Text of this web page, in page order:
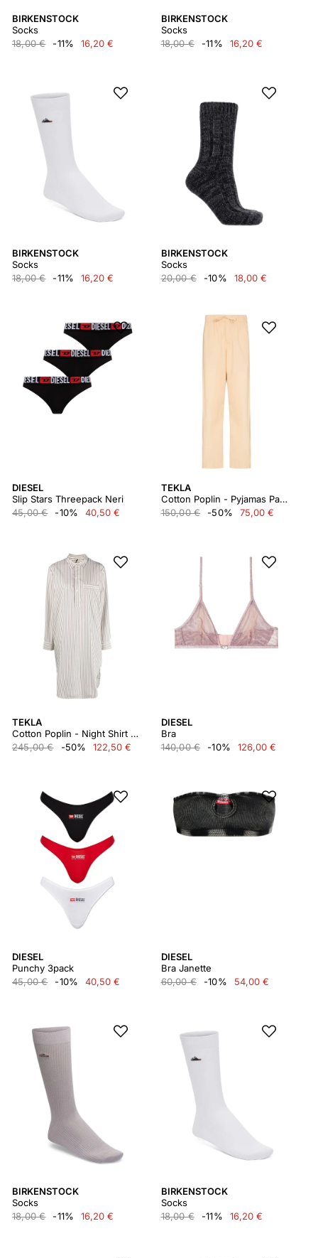
BIRKENSTOCK
Socks
18,00 €
-11% 16,20 €
BIRKENSTOCK
Socks
18,00 €
-11% 16,20 €
BIRKENSTOCK
Socks
18,00 €
-11% 16,20 €
BIRKENSTOCK
Socks
20,00 €
-10% 18,00 €
DIESEL
Slip Stars Threepack Neri
45,00 €
-10% 40,50 €
TEKLA
Cotton Poplin - Pyjamas Pants Swpkh
150,00 €
-50% 75,00 €
TEKLA
Cotton Poplin - Night Shirt Swnhs
245,00 €
-50% 122,50 €
DIESEL
Bra
140,00 €
-10% 126,00 €
DIESEL
Punchy 3pack
45,00 €
-10% 40,50 €
DIESEL
Bra Janette
60,00 €
-10% 54,00 €
BIRKENSTOCK
Socks
18,00 €
-11% 16,20 €
BIRKENSTOCK
Socks
18,00 €
-11% 16,20 €